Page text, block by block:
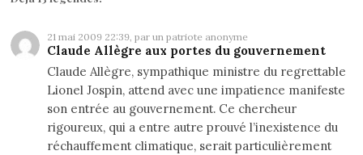
21 mai 2009 22:39, par un patriote anonyme
Claude Allègre aux portes du gouvernement
Claude Allègre, sympathique ministre du regrettable
Lionel Jospin, attend avec une impatience manifeste
son entrée au gouvernement. Ce chercheur
rigoureux, qui a entre autre prouvé l’inexistence du
réchauffement climatique, serait particulièrement